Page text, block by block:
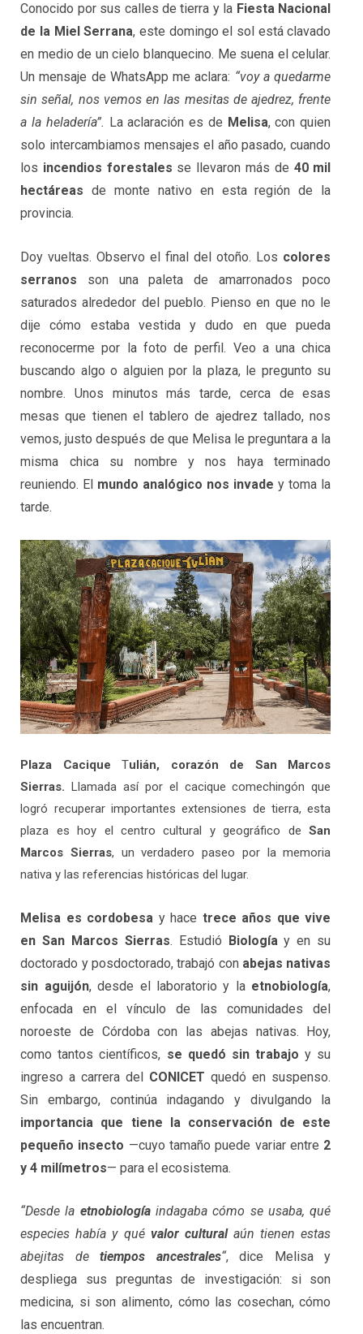
Conocido por sus calles de tierra y la Fiesta Nacional
de la Miel Serrana, este domingo el sol está clavado
en medio de un cielo blanquecino. Me suena el celular.
Un mensaje de WhatsApp me aclara: “voy a quedarme
sin señal, nos vemos en las mesitas de ajedrez, frente
a la heladería”. La aclaración es de Melisa, con quien
solo intercambiamos mensajes el año pasado, cuando
los incendios forestales se llevaron más de 40 mil
hectáreas de monte nativo en esta región de la
provincia.
Doy vueltas. Observo el final del otoño. Los colores
serranos son una paleta de amarronados poco
saturados alrededor del pueblo. Pienso en que no le
dije cómo estaba vestida y dudo en que pueda
reconocerme por la foto de perfil. Veo a una chica
buscando algo o alguien por la plaza, le pregunto su
nombre. Unos minutos más tarde, cerca de esas
mesas que tienen el tablero de ajedrez tallado, nos
vemos, justo después de que Melisa le preguntara a la
misma chica su nombre y nos haya terminado
reuniendo. El mundo analógico nos invade y toma la
tarde.
Plaza Cacique Tulián, corazón de San Marcos
Sierras. Llamada así por el cacique comechingón que
logró recuperar importantes extensiones de tierra, esta
plaza es hoy el centro cultural y geográfico deSan
Marcos Sierras, un verdadero paseo por la memoria
nativa y las referencias históricas del lugar.
Melisa es cordobesa y hace trece años que vive
en San Marcos Sierras. Estudió Biología y en su
doctorado y posdoctorado, trabajó con abejas nativas
sin aguijón, desde el laboratorio y la etnobiología,
enfocada en el vínculo de las comunidades del
noroeste de Córdoba con las abejas nativas. Hoy,
como tantos científicos, se quedó sin trabajo y su
ingreso a carrera del CONICET quedó en suspenso.
Sin embargo, continúa indagando y divulgando la
importancia que tiene la conservación de este
pequeño insecto —cuyo tamaño puede variar entre 2
y 4 milímetros— para el ecosistema.
“Desde la etnobiologíaindagaba cómo se usaba, qué
especies había y qué valor culturalaún tienen estas
abejitas detiempos ancestrales“, dice Melisa y
despliega sus preguntas de investigación: si son
medicina, si son alimento, cómo las cosechan, cómo
las encuentran.